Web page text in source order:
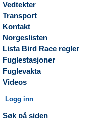
Vedtekter
Transport
Kontakt
Norgeslisten
Lista Bird Race regler
Fuglestasjoner
Fuglevakta
Videos
Logg inn
Søk på siden